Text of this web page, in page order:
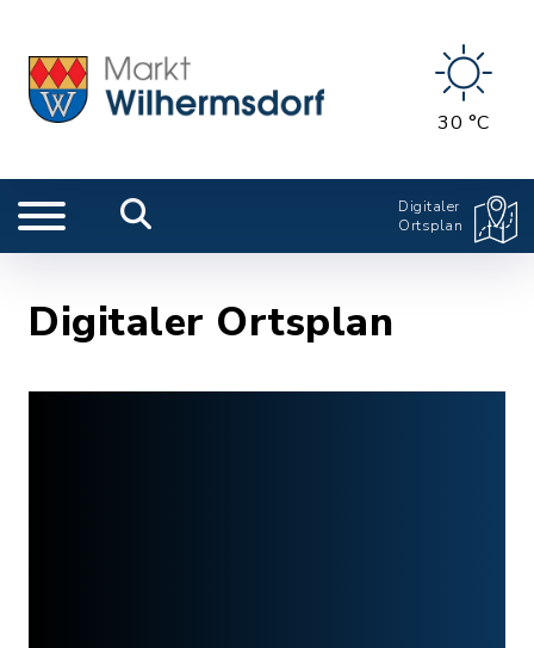
30 °C
Digitaler
Ortsplan
Digitaler Ortsplan